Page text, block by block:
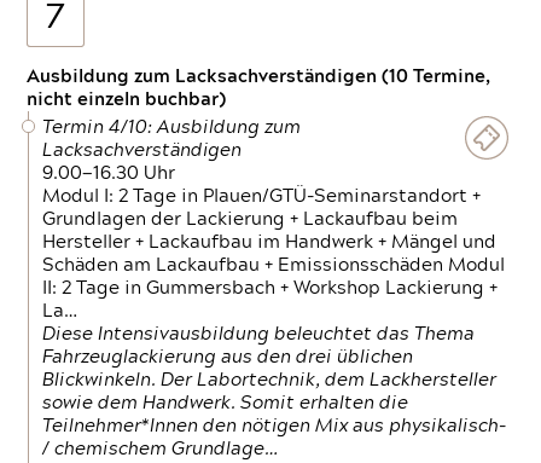
7
Ausbildung zum Lacksachverständigen (10 Termine,
nicht einzeln buchbar)
Termin 4/10: Ausbildung zum
Lacksachverständigen
9.00—16.30 Uhr
Modul I: 2 Tage in Plauen/GTÜ-Seminarstandort +
Grundlagen der Lackierung + Lackaufbau beim
Hersteller + Lackaufbau im Handwerk + Mängel und
Schäden am Lackaufbau + Emissionsschäden Modul
II: 2 Tage in Gummersbach + Workshop Lackierung +
La…
Diese Intensivausbildung beleuchtet das Thema
Fahrzeuglackierung aus den drei üblichen
Blickwinkeln. Der Labortechnik, dem Lackhersteller
sowie dem Handwerk. Somit erhalten die
Teilnehmer*Innen den nötigen Mix aus physikalisch-
/ chemischem Grundlage…